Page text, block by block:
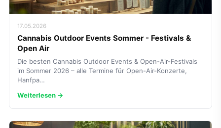
17.05.2026
Cannabis Outdoor Events Sommer - Festivals &
Open Air
Die besten Cannabis Outdoor Events & Open-Air-Festivals
im Sommer 2026 – alle Termine für Open-Air-Konzerte,
Hanfpa…
Weiterlesen →